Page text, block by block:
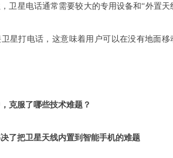
，卫星电话通常需要较大的专用设备和“外置
星打电话，这意味着用户可以在没有地面
克服了哪些技术难题？
了把卫星天线内置到智能手机的难题